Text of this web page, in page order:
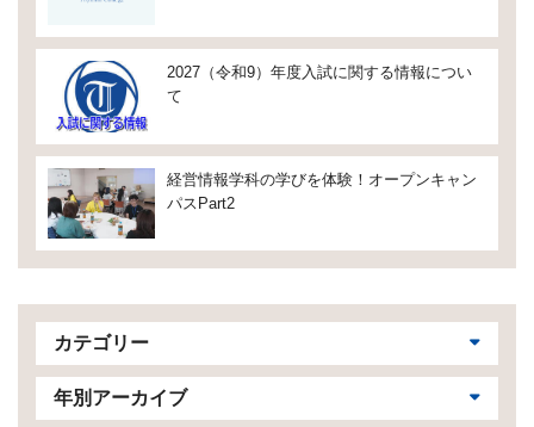
2027（令和9）年度入試に関する情報につい
て
経営情報学科の学びを体験！オープンキャン
パスPart2
カテゴリー
年別アーカイブ